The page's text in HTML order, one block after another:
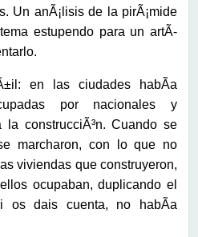
Un anÃ¡lisis de la pirÃ¡mide
estupendo para un artÃ­
en las ciudades habÃ­a
por nacionales y
la construcciÃ³n. Cuando se
marcharon, con lo que no
viviendas que construyeron,
ocupaban, duplicando el
os dais cuenta, no habÃ­a